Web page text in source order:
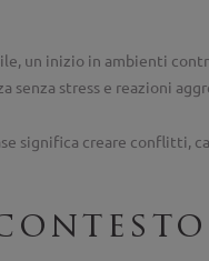
un inizio in ambienti
senza stress e reazioni
significa creare conflitti,